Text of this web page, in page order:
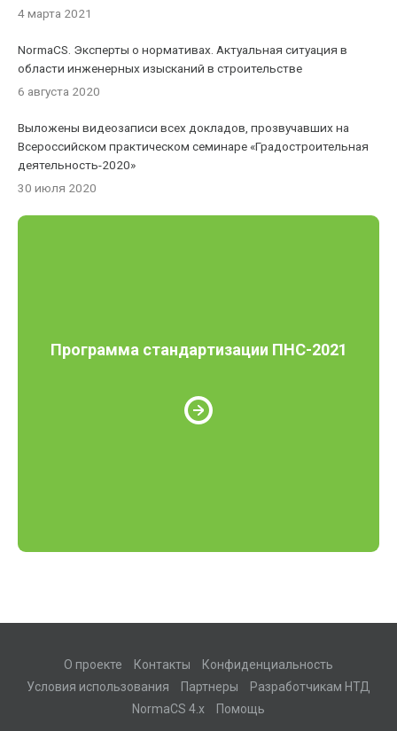
4 марта 2021
NormaCS. Эксперты о нормативах. Актуальная ситуация в
области инженерных изысканий в строительстве
6 августа 2020
Выложены видеозаписи всех докладов, прозвучавших на
Всероссийском практическом семинаре «Градостроительная
деятельность-2020»
30 июля 2020
Программа стандартизации ПНС-2021
О проекте Контакты
Конфиденциальность
Условия использования
Партнеры
Разработчикам НТД
NormaCS 4.x
Помощь